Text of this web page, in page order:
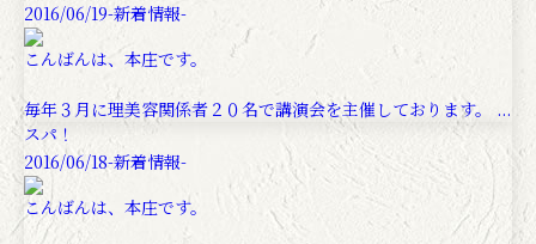
2016/06/19-新着情報-
こんばんは、本庄です。
毎年３月に理美容関係者２０名で講演会を主催しております。 ...
スパ！
2016/06/18-新着情報-
こんばんは、本庄です。